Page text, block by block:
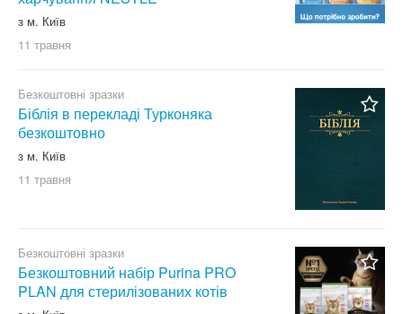
з м. Київ
11 травня
Безкоштовні зразки
Біблія в перекладі Турконяка
безкоштовно
з м. Київ
11 травня
Безкоштовні зразки
Безкоштовний набір Purina PRO
PLAN для стерилізованих котів